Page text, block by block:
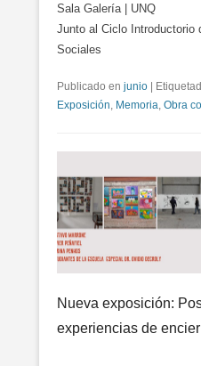
Sala Galería | UNQ
Junto al Ciclo Introductorio
Sociales
Publicado en junio |
Exposición Memoria Obra
Nueva exposición:
experiencias de